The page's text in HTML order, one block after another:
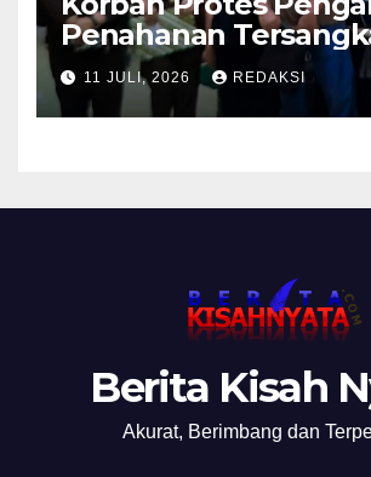
Penahanan
Pemalsuan Merek
Kasi Penkum Kejati
Nanti Saya Tegur
11 JULI, 2026 REDAKSI
Berita Kisah
Akurat, Berimbang dan